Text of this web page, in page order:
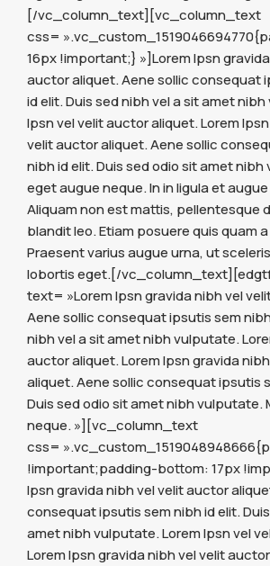
[/vc_column_text][vc_column_text
css=
16px !important;} »]Lorem Ipsn
auctor aliquet. Aene sollic consequat
id elit. Duis sed nibh vel a sit amet
Ipsn vel velit auctor aliquet. Lorem
velit auctor aliquet. Aene sollic
nibh id elit. Duis sed odio sit amet
eget augue neque. In in ligula et
Aliquam non est mattis, pellentesque
blandit leo. Etiam posuere quis quam
Praesent varius augue urna, ut
lobortis eget.[/
text= »Lorem Ipsn gravida nibh vel
Aene sollic consequat ipsutis sem
nibh vel a sit amet nibh vulputate.
auctor aliquet. Lorem Ipsn gravida
aliquet. Aene sollic consequat ipsutis
Duis sed odio sit amet nibh vulputate.
neque. »][vc_column_text
css=
!important;padding-bottom: 17px
Ipsn gravida nibh vel velit auctor
consequat ipsutis sem nibh id elit.
amet nibh vulputate. Lorem Ipsn vel
Lorem Ipsn gravida nibh vel velit